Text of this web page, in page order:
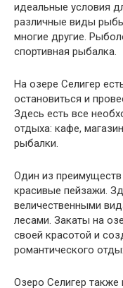
идеальные условия
различные виды
многие другие.
спортивная рыбалка.
На озере Селигер
остановиться и
Здесь есть все
отдыха: кафе,
рыбалки.
Один из
красивые пейзажи.
величественными
лесами. Закаты на
своей красотой и
романтического
Озеро Селигер также